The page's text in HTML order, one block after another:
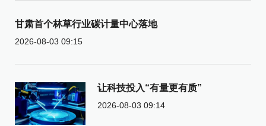
甘肃首个林草行业碳计量中心落地
2026-08-03 09:15
让科技投入“有量更有质”
2026-08-03 09:14